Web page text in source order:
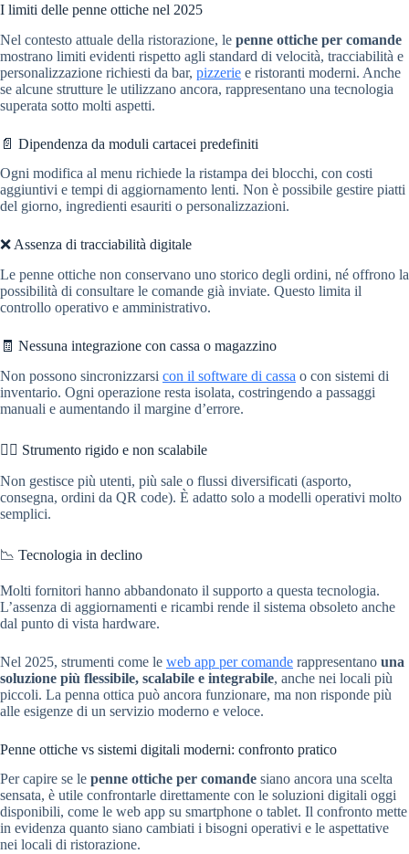
I limiti delle penne ottiche nel 2025
Nel contesto attuale della ristorazione, le penne ottiche per comande
mostrano limiti evidenti rispetto agli standard di velocità, tracciabilità e
personalizzazione richiesti da bar, pizzerie e ristoranti moderni. Anche
se alcune strutture le utilizzano ancora, rappresentano una tecnologia
superata sotto molti aspetti.
📄 Dipendenza da moduli cartacei predefiniti
Ogni modifica al menu richiede la ristampa dei blocchi, con costi
aggiuntivi e tempi di aggiornamento lenti. Non è possibile gestire piatti
del giorno, ingredienti esauriti o personalizzazioni.
❌ Assenza di tracciabilità digitale
Le penne ottiche non conservano uno storico degli ordini, né offrono la
possibilità di consultare le comande già inviate. Questo limita il
controllo operativo e amministrativo.
🧾 Nessuna integrazione con cassa o magazzino
Non possono sincronizzarsi con il software di cassa o con sistemi di
inventario. Ogni operazione resta isolata, costringendo a passaggi
manuali e aumentando il margine d’errore.
🧍‍♂️ Strumento rigido e non scalabile
Non gestisce più utenti, più sale o flussi diversificati (asporto,
consegna, ordini da QR code). È adatto solo a modelli operativi molto
semplici.
📉 Tecnologia in declino
Molti fornitori hanno abbandonato il supporto a questa tecnologia.
L’assenza di aggiornamenti e ricambi rende il sistema obsoleto anche
dal punto di vista hardware.
Nel 2025, strumenti come le web app per comande rappresentano una
soluzione più flessibile, scalabile e integrabile, anche nei locali più
piccoli. La penna ottica può ancora funzionare, ma non risponde più
alle esigenze di un servizio moderno e veloce.
Penne ottiche vs sistemi digitali moderni: confronto pratico
Per capire se le penne ottiche per comande siano ancora una scelta
sensata, è utile confrontarle direttamente con le soluzioni digitali oggi
disponibili, come le web app su smartphone o tablet. Il confronto mette
in evidenza quanto siano cambiati i bisogni operativi e le aspettative
nei locali di ristorazione.